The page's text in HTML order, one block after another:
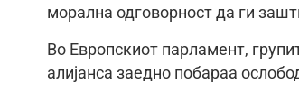
морална одговорност да ги
Во Европскиот парламент,
алијанса заедно побараа